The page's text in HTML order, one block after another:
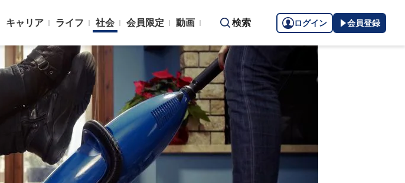
キャリア ライフ 社会 会員限定 動画 検索 ログイン 会員登録